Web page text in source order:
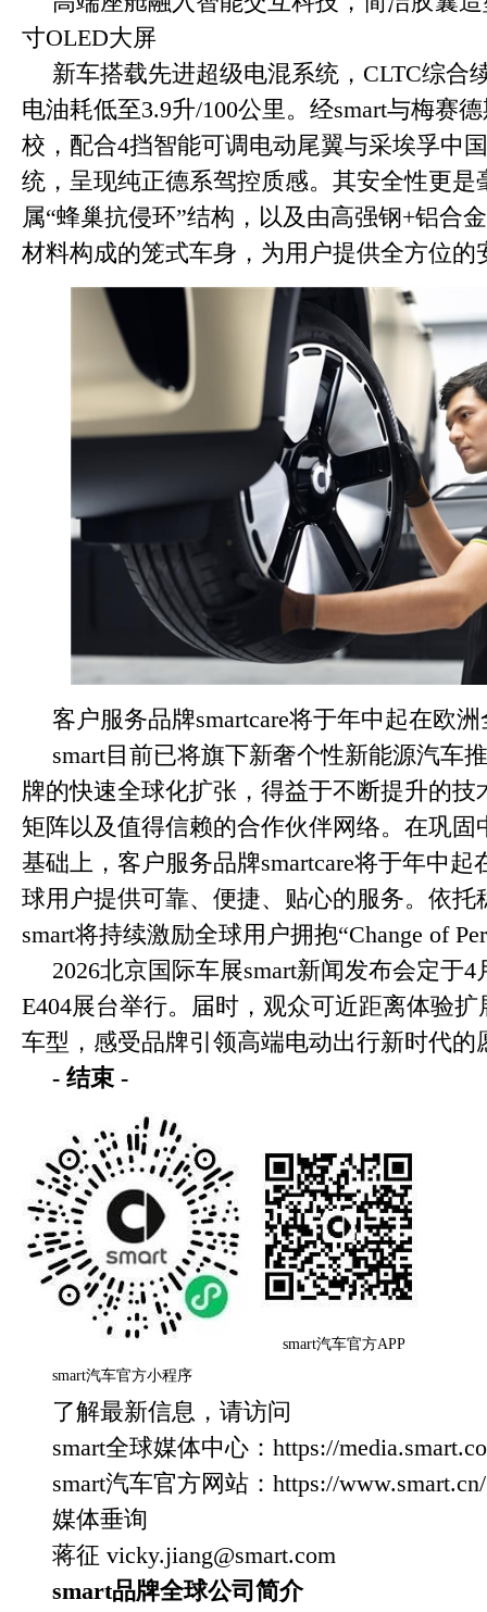
寸OLED大屏
新车搭载先进超级电混系统，CLTC综合
电油耗低至3.9升/100公里。经smart与梅赛
校，配合4挡智能可调电动尾翼与采埃孚中
统，呈现纯正德系驾控质感。其安全性更是
属“蜂巢抗侵环”结构，以及由高强钢+铝合
材料构成的笼式车身，为用户提供全方位的
客户服务品牌smartcare将于年中起在欧
smart目前已将旗下新奢个性新能源汽车
牌的快速全球化扩张，得益于不断提升的技
矩阵以及值得信赖的合作伙伴网络。在巩固
基础上，客户服务品牌smartcare将于年中
球用户提供可靠、便捷、贴心的服务。依托
smart将持续激励全球用户拥抱“Change of
2026北京国际车展smart新闻发布会定于4
E404展台举行。届时，观众可近距离体验扩
车型，感受品牌引领高端电动出行新时代的
- 结束 -
smart汽车官方小程序
smart汽车官方APP
了解最新信息，请访问
smart全球媒体中心：https://
smart汽车官方网站：https://www.smart.cn/
媒体垂询
蒋征 vicky.jiang@smart.com
smart品牌全球公司简介